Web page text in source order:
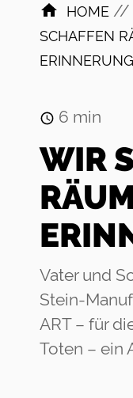
HOME //
SCHAFFEN
6 min
WIR
Vater und
Stein-
ART – für
Toten – ein